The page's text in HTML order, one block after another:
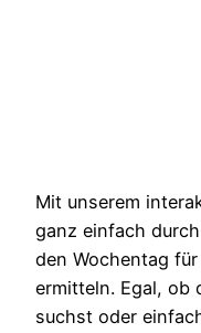
Mit unserem
ganz einfach
den Wochentag
ermitteln. Egal, ob
suchst oder